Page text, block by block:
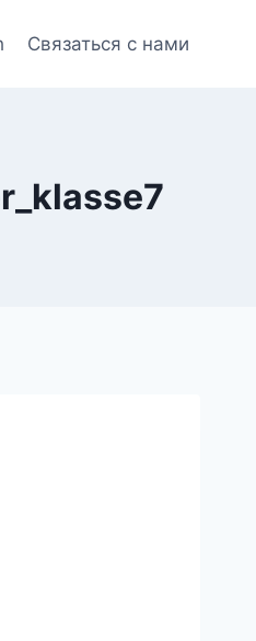
Связаться с нами